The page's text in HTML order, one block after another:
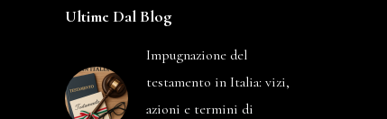
Ultime Dal Blog
Impugnazione del
testamento in Italia: vizi,
azioni e termini di